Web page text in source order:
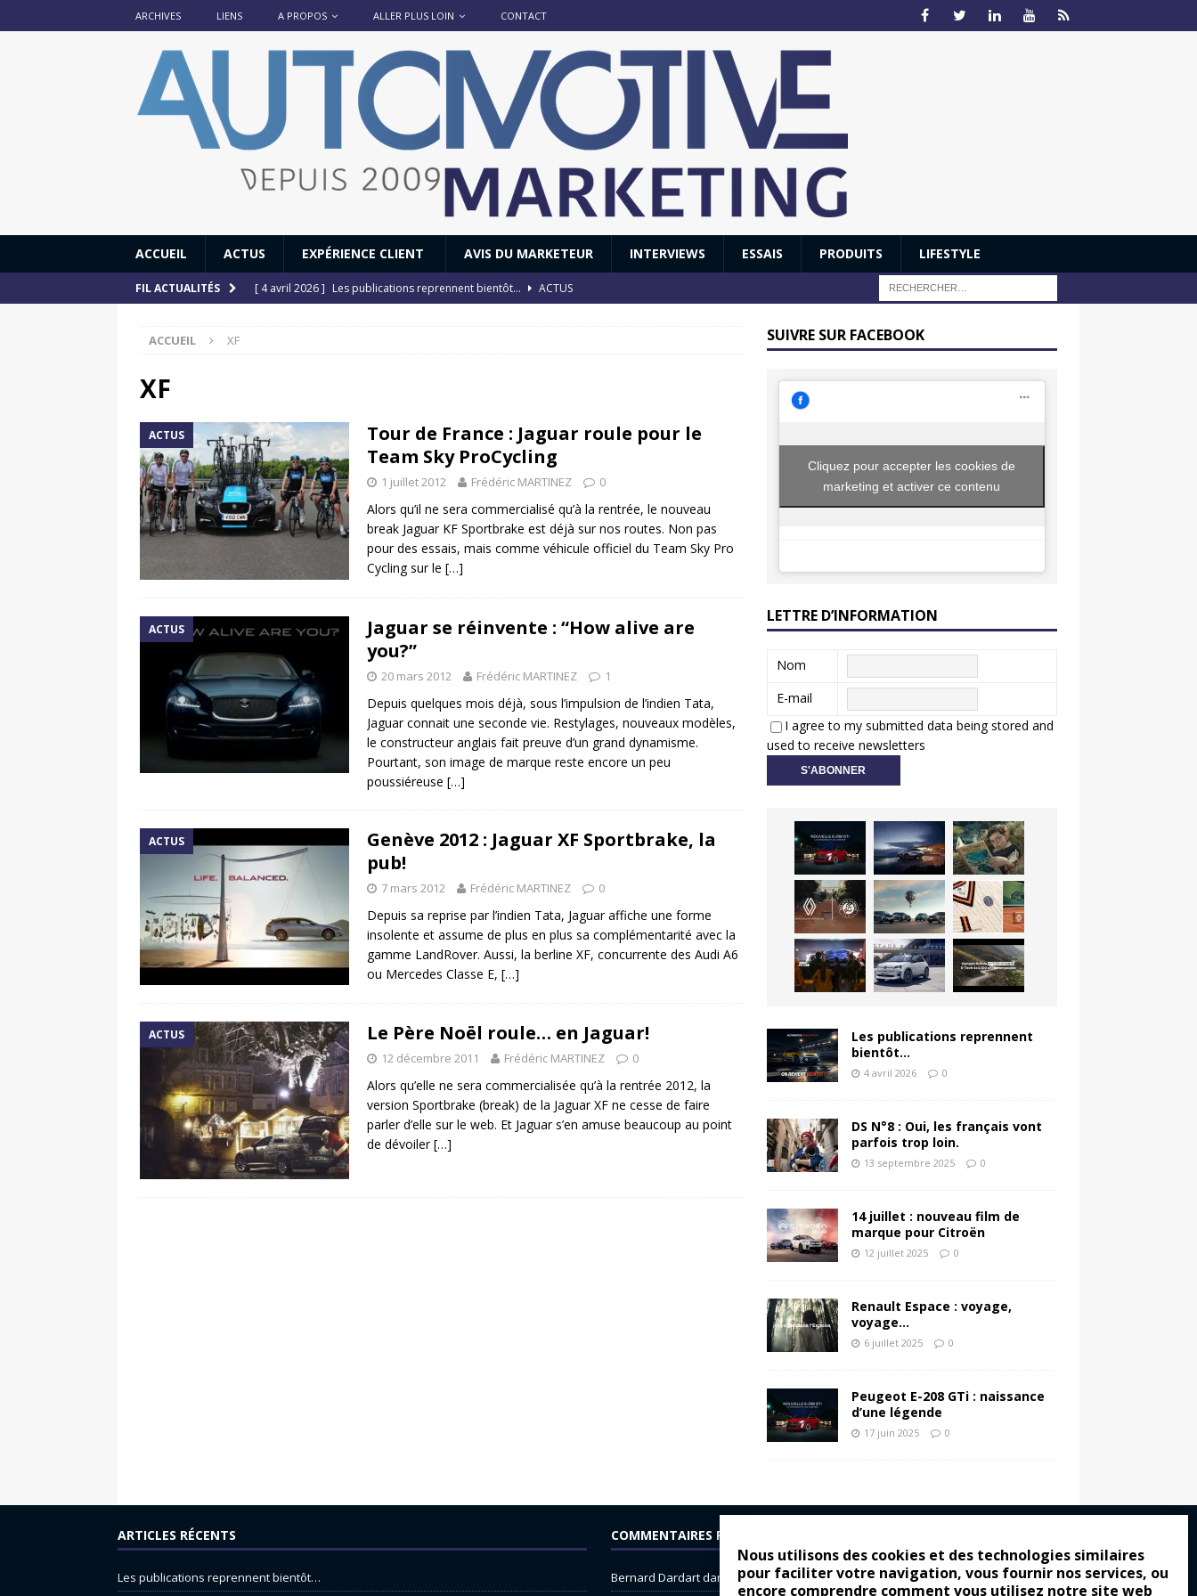
Nous utilisons des cookies et des technologies similaires
pour faciliter votre navigation, vous fournir nos services, ou
encore comprendre comment vous utilisez notre site web
ARCHIVES LIENS A PROPOS ALLER PLUS LOIN CONTACT
ACCUEIL ACTUS EXPÉRIENCE CLIENT AVIS DU MARKETEUR INTERVIEWS ESSAIS PRODUITS LIFESTYLE
FIL ACTUALITÉS [ 4 avril 2026 ] Les publications reprennent bientôt…
ACTUS
[ 11 avril 2020 ]
#StayHome : Honda dévoile un spot publicitaire… confiné! ACTUS
ACCUEIL XF
XF
ACTUS
Tour de France : Jaguar roule pour le
Team Sky ProCycling
1 juillet 2012 Frédéric MARTINEZ 0
Alors qu’il ne sera commercialisé qu’à la rentrée, le nouveau
break Jaguar KF Sportbrake est déjà sur nos routes. Non pas
pour des essais, mais comme véhicule officiel du Team Sky Pro
Cycling sur le […]
ACTUS
Jaguar se réinvente : “How alive are
you?”
20 mars 2012 Frédéric MARTINEZ 1
Depuis quelques mois déjà, sous l’impulsion de l’indien Tata,
Jaguar connait une seconde vie. Restylages, nouveaux modèles,
le constructeur anglais fait preuve d’un grand dynamisme.
Pourtant, son image de marque reste encore un peu
poussiéreuse […]
ACTUS
Genève 2012 : Jaguar XF Sportbrake, la
pub!
7 mars 2012 Frédéric MARTINEZ 0
Depuis sa reprise par l’indien Tata, Jaguar affiche une forme
insolente et assume de plus en plus sa complémentarité avec la
gamme LandRover. Aussi, la berline XF, concurrente des Audi A6
ou Mercedes Classe E, […]
ACTUS Le Père Noël roule… en Jaguar!
12 décembre 2011 Frédéric MARTINEZ 0
Alors qu’elle ne sera commercialisée qu’à la rentrée 2012, la
version Sportbrake (break) de la Jaguar XF ne cesse de faire
parler d’elle sur le web. Et Jaguar s’en amuse beaucoup au point
de dévoiler[…]
SUIVRE SUR FACEBOOK
Cliquez pour accepter les cookies de
marketing et activer ce contenu
LETTRE D’INFORMATION
Nom
E-mail
I agree to my submitted data being stored and
used to receive newsletters
Les publications reprennent
bientôt…
4 avril 2026 0
DS N°8 : Oui, les français vont
parfois trop loin.
13 septembre 2025 0
14 juillet : nouveau film de
marque pour Citroën
12 juillet 2025 0
Renault Espace : voyage,
voyage…
6 juillet 2025 0
Peugeot E-208 GTi : naissance
d’une légende
17 juin 2025 0
ARTICLES RÉCENTS
Les publications reprennent bientôt…
COMMENTAIRES RÉCENTS
Bernard Dardartdans Dacia Sandero : pour les gens vrais